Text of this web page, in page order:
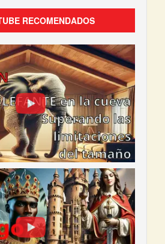
RECOMENDADOS